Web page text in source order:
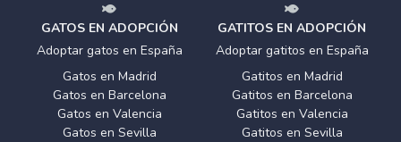
GATOS EN ADOPCIÓN
Adoptar gatos en España
Gatos en Madrid
Gatos en Barcelona
Gatos en Valencia
Gatos en Sevilla
GATITOS EN ADOPCIÓN
Adoptar gatitos en España
Gatitos en Madrid
Gatitos en Barcelona
Gatitos en Valencia
Gatitos en Sevilla